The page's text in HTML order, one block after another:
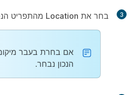
3 בחר את Location מהתפריט
אם בחרת בעבר
הנכון נבחר.